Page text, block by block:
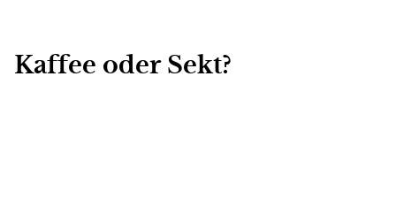
Kaffee oder Sekt?